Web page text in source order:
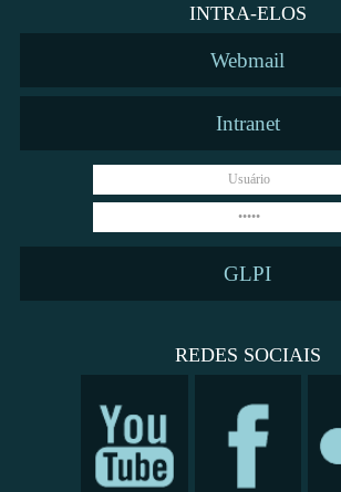
INTRA-ELOS
Webmail
Intranet
GLPI
REDES SOCIAIS